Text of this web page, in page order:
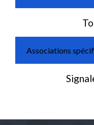
Associations